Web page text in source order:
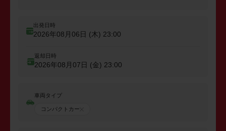
出発日時
2026年08月06日 (木) 23:00
返却日時
2026年08月07日 (金) 23:00
車両タイプ
コンパクトカー